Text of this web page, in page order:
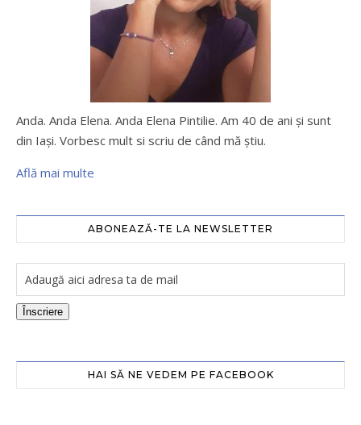
Anda. Anda Elena. Anda Elena Pintilie. Am 40 de ani şi sunt
din Iaşi. Vorbesc mult si scriu de când mă ştiu.
Află mai multe
ABONEAZĂ-TE LA NEWSLETTER
Înscriere
HAI SĂ NE VEDEM PE FACEBOOK